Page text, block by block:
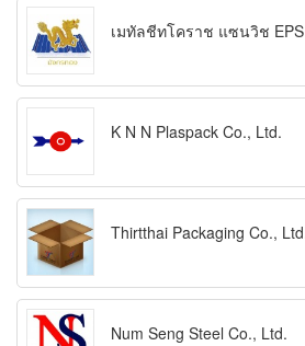
เมทัลชีทโคราช แซนวิช
K N N Plaspack Co., Ltd.
Thirtthai Packaging Co.,
Num Seng Steel Co., Ltd.